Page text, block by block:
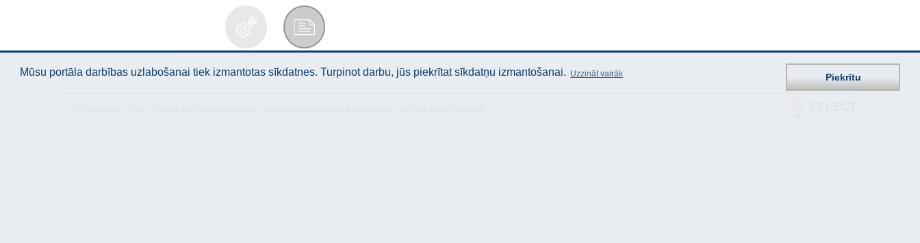
apraksts
Mūsu portāla darbības uzlabošanai tiek izmantotas sīkdatnes. Turpinot darbu, jūs piekrītat sīkdatņu izmantošanai. Uzzināt vairāk Piekrītu